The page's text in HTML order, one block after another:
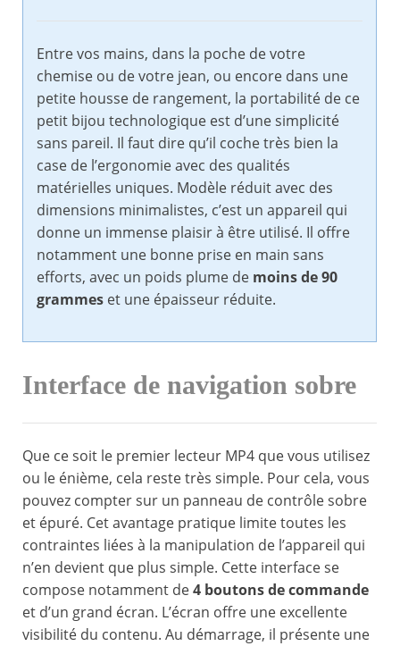
Entre vos mains, dans la poche de votre
chemise ou de votre jean, ou encore dans une
petite housse de rangement, la portabilité de ce
petit bijou technologique est d’une simplicité
sans pareil. Il faut dire qu’il coche très bien la
case de l’ergonomie avec des qualités
matérielles uniques. Modèle réduit avec des
dimensions minimalistes, c’est un appareil qui
donne un immense plaisir à être utilisé. Il offre
notamment une bonne prise en main sans
efforts, avec un poids plume de moins de 90
grammes et une épaisseur réduite.
Interface de navigation sobre
Que ce soit le premier lecteur MP4 que vous utilisez
ou le énième, cela reste très simple. Pour cela, vous
pouvez compter sur un panneau de contrôle sobre
et épuré. Cet avantage pratique limite toutes les
contraintes liées à la manipulation de l’appareil qui
n’en devient que plus simple. Cette interface se
compose notamment de4 boutons de commande
et d’un grand écran. L’écran offre une excellente
visibilité du contenu. Au démarrage, il présente une